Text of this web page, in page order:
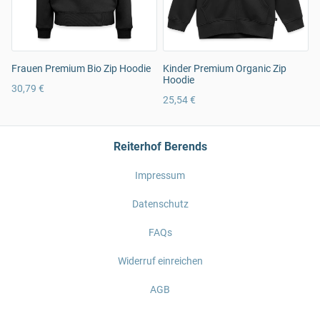
Frauen Premium Bio Zip Hoodie
30,79 €
Kinder Premium Organic Zip
Hoodie
25,54 €
Reiterhof Berends
Impressum
Datenschutz
FAQs
Widerruf einreichen
AGB